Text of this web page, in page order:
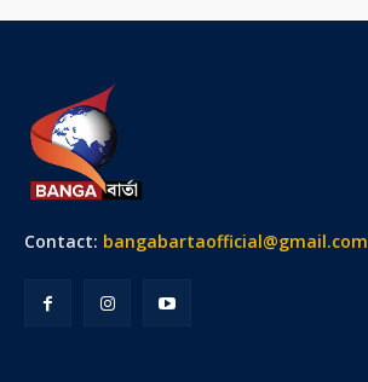
Contact: bangabartaofficial@gmail.com